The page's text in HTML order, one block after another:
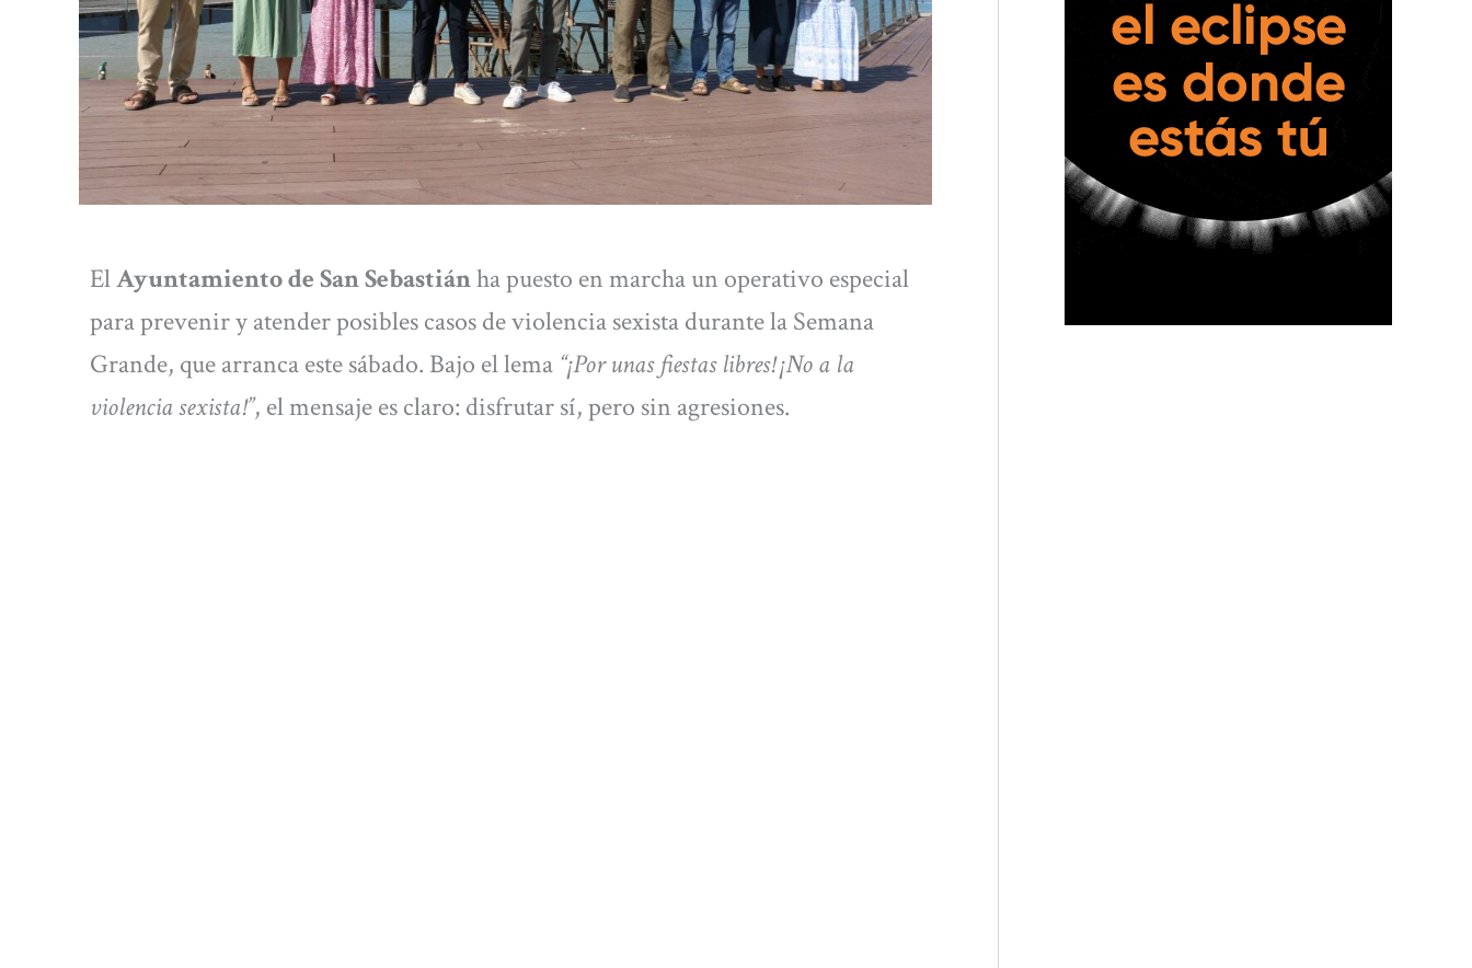
ElAyuntamiento de San Sebastiánha puesto en marcha un operativo especial
para prevenir y atender posibles casos de violencia sexista durante la Semana
Grande, que arranca este sábado. Bajo el lema “¡Por unas fiestas libres! ¡No a la
violencia sexista!”, el mensaje es claro: disfrutar sí, pero sin agresiones.